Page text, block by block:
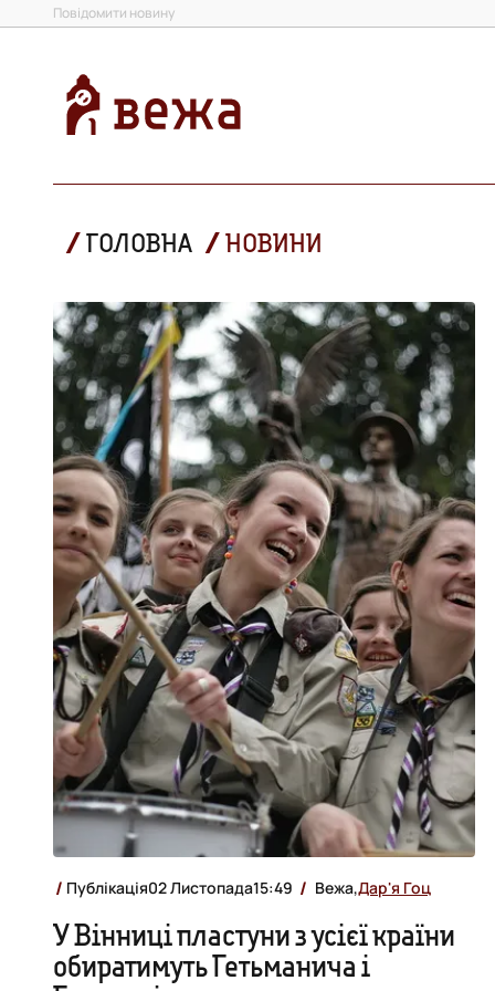
Повідомити новину
ГОЛОВНА НОВИНИ
Публікація02 Листопада15:49 Вежа,Дар'я Гоц
У Вінниці пластуни з усієї країни
обиратимуть Гетьманича і